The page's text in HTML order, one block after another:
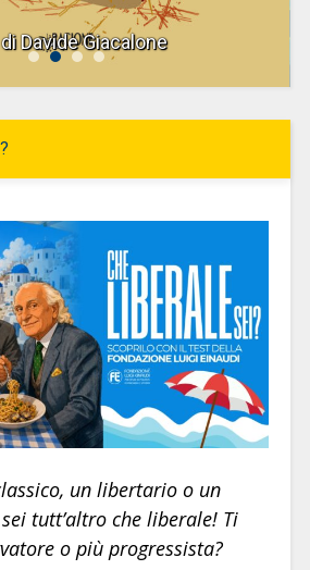
Davide Giacalone
un libertario o un
tutt’altro che liberale! Ti
o più progressista?